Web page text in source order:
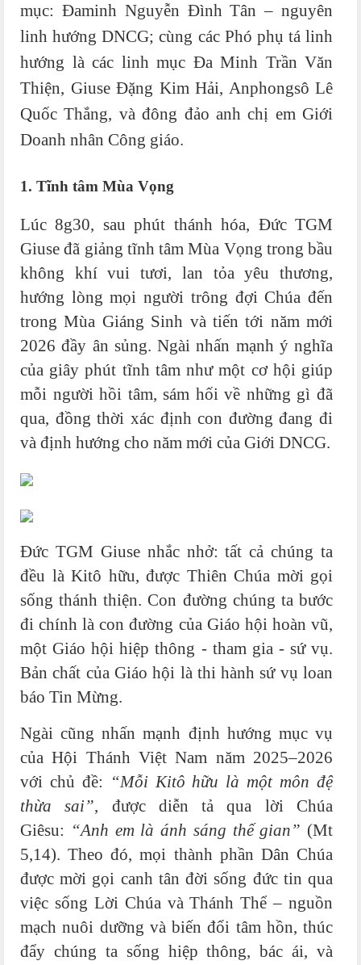
mục: Đaminh Nguyễn Đình Tân – nguyên
linh hướng DNCG; cùng các Phó phụ tá linh
hướng là các linh mục Đa Minh Trần Văn
Thiện, Giuse Đặng Kim Hải, Anphongsô Lê
Quốc Thắng, và đông đảo anh chị em Giới
Doanh nhân Công giáo.
1. Tĩnh tâm Mùa Vọng
Lúc 8g30, sau phút thánh hóa, Đức TGM
Giuse đã giảng tĩnh tâm Mùa Vọng trong bầu
không khí vui tươi, lan tỏa yêu thương,
hướng lòng mọi người trông đợi Chúa đến
trong Mùa Giáng Sinh và tiến tới năm mới
2026 đầy ân sủng. Ngài nhấn mạnh ý nghĩa
của giây phút tĩnh tâm như một cơ hội giúp
mỗi người hồi tâm, sám hối về những gì đã
qua, đồng thời xác định con đường đang đi
và định hướng cho năm mới của Giới DNCG.
Đức TGM Giuse nhắc nhở: tất cả chúng ta
đều là Kitô hữu, được Thiên Chúa mời gọi
sống thánh thiện. Con đường chúng ta bước
đi chính là con đường của Giáo hội hoàn vũ,
một Giáo hội hiệp thông - tham gia - sứ vụ.
Bản chất của Giáo hội là thi hành sứ vụ loan
báo Tin Mừng.
Ngài cũng nhấn mạnh định hướng mục vụ
của Hội Thánh Việt Nam năm 2025–2026
với chủ đề: “Mỗi Kitô hữu là một môn đệ
thừa sai”, được diễn tả qua lời Chúa
Giêsu: “Anh em là ánh sáng thế gian” (Mt
5,14). Theo đó, mọi thành phần Dân Chúa
được mời gọi canh tân đời sống đức tin qua
việc sống Lời Chúa và Thánh Thể – nguồn
mạch nuôi dưỡng và biến đổi tâm hồn, thúc
đẩy chúng ta sống hiệp thông, bác ái, và